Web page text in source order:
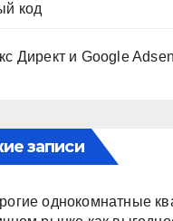
код
Директ и Google
записи
однокомнатные